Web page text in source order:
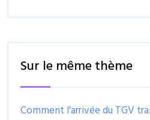
Sur le même thème
Comment l’arrivée du TGV